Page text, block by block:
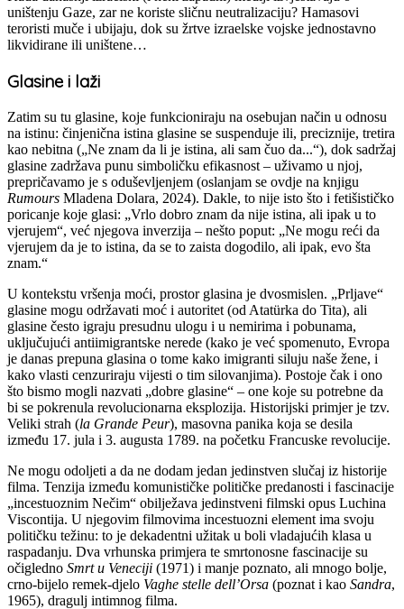
uništenju Gaze, zar ne koriste sličnu neutralizaciju? Hamasovi
teroristi muče i ubijaju, dok su žrtve izraelske vojske jednostavno
likvidirane ili uništene…
Glasine i laži
Zatim su tu glasine, koje funkcioniraju na osebujan način u odnosu
na istinu: činjenična istina glasine se suspenduje ili, preciznije, tretira
kao nebitna („Ne znam da li je istina, ali sam čuo da...“), dok sadržaj
glasine zadržava punu simboličku efikasnost – uživamo u njoj,
prepričavamo je s oduševljenjem (oslanjam se ovdje na knjigu
Rumours Mladena Dolara, 2024). Dakle, to nije isto što i fetišističko
poricanje koje glasi: „Vrlo dobro znam da nije istina, ali ipak u to
vjerujem“, već njegova inverzija – nešto poput: „Ne mogu reći da
vjerujem da je to istina, da se to zaista dogodilo, ali ipak, evo šta
znam.“
U kontekstu vršenja moći, prostor glasina je dvosmislen. „Prljave“
glasine mogu održavati moć i autoritet (od Atatürka do Tita), ali
glasine često igraju presudnu ulogu i u nemirima i pobunama,
uključujući antiimigrantske nerede (kako je već spomenuto, Evropa
je danas prepuna glasina o tome kako imigranti siluju naše žene, i
kako vlasti cenzuriraju vijesti o tim silovanjima). Postoje čak i ono
što bismo mogli nazvati „dobre glasine“ – one koje su potrebne da
bi se pokrenula revolucionarna eksplozija. Historijski primjer je tzv.
Veliki strah (la Grande Peur), masovna panika koja se desila
između 17. jula i 3. augusta 1789. na početku Francuske revolucije.
Ne mogu odoljeti a da ne dodam jedan jedinstven slučaj iz historije
filma. Tenzija između komunističke političke predanosti i fascinacije
„incestuoznim Nečim“ obilježava jedinstveni filmski opus Luchina
Viscontija. U njegovim filmovima incestuozni element ima svoju
političku težinu: to je dekadentni užitak u boli vladajućih klasa u
raspadanju. Dva vrhunska primjera te smrtonosne fascinacije su
očigledno Smrt u Veneciji (1971) i manje poznato, ali mnogo bolje,
crno-bijelo remek-djelo Vaghe stelle dell’Orsa (poznat i kao Sandra,
1965), dragulj intimnog filma.